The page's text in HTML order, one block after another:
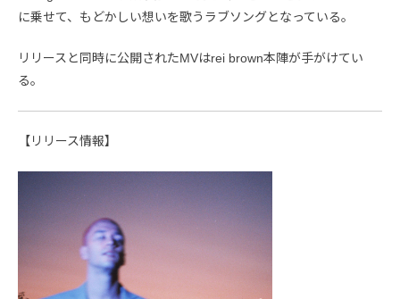
に乗せて、もどかしい想いを歌うラブソングとなっている。
リリースと同時に公開されたMVはrei brown本陣が手がけてい
る。
【リリース情報】